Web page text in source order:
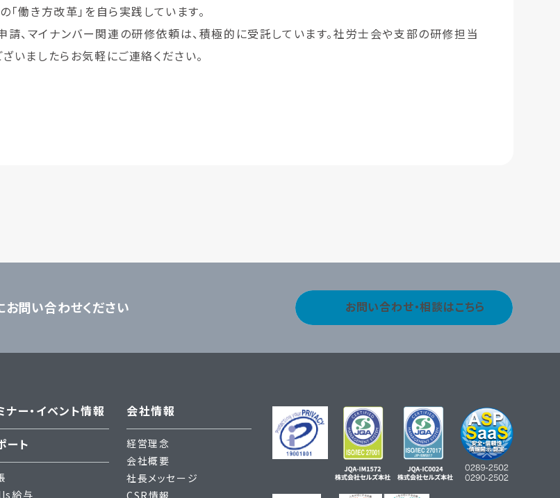
働き方改革」を自ら実践しています。
、マイナンバー関連の研修依頼は、積極的に受託しています。社労士会や支部の研修担当
いましたらお気軽にご連絡ください。
問い合わせください お問い合わせ・相談はこちら
ナー・イベント情報
ート
給与
会社情報
経営理念
会社概要
社長メッセージ